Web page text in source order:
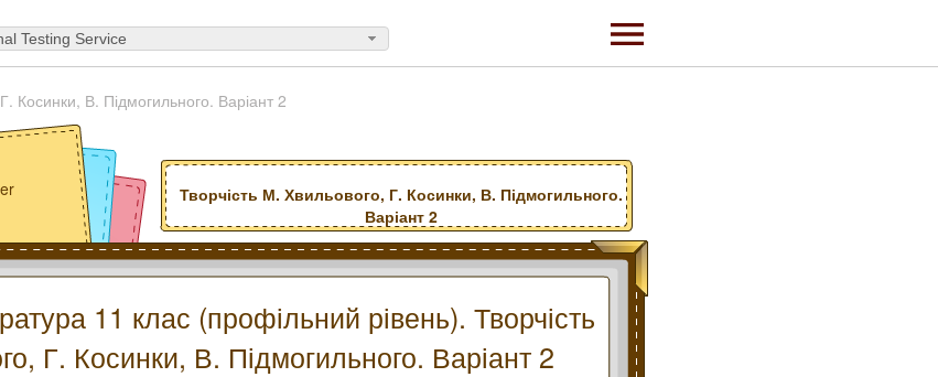
Testing Service
Косинки, В. Підмогильного. Варіант 2
Творчість М. Хвильового, Г. Косинки, В. Підмогильного.
Варіант 2
11 клас (профільний рівень). Творчість
Г. Косинки, В. Підмогильного. Варіант 2